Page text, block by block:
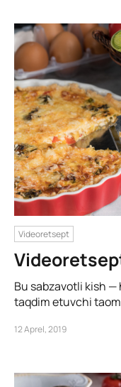
Videoretsept
Bu sabzavotli kish
taqdim etuvchi
12 Aprel, 2019